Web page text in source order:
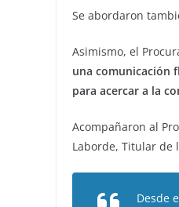
Se abordaron
Asimismo, el
una comunicación
para acercar a la
Acompañaron al
Laborde, Titular de
Desde